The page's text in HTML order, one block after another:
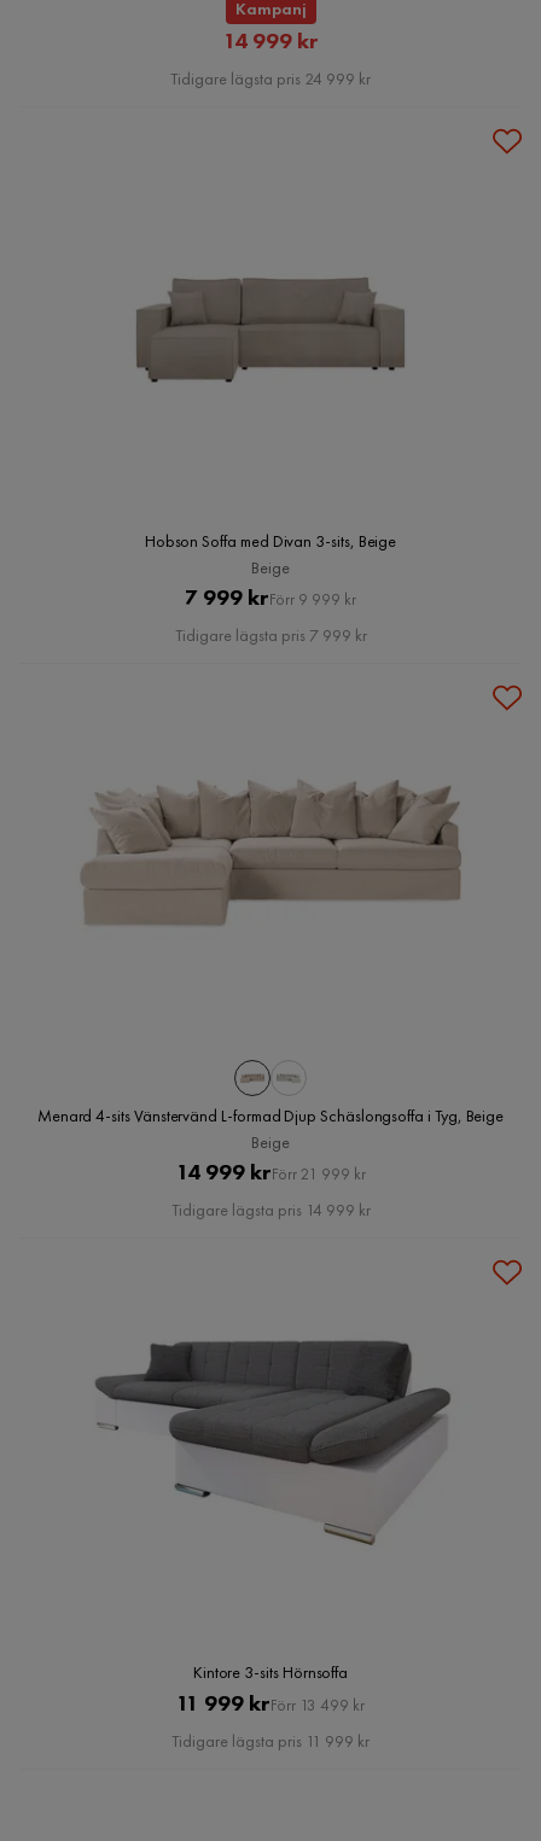
Kampanj
Rabatterat
Pris
14 999 kr
Tidigare lägsta pris 24 999 kr
Hobson Soffa med Divan 3-sits, Beige
Beige
Pris
7 999 krOriginal
Pris
Förr 9 999 kr
Tidigare lägsta pris 7 999 kr
Menard 4-sits Vänstervänd L-formad Djup Schäslongsoffa i Tyg, Beige
Beige
Pris
14 999 krOriginal
Pris
Förr 21 999 kr
Tidigare lägsta pris 14 999 kr
Kintore 3-sits Hörnsoffa
Pris
11 999 krOriginal
Pris
Förr 13 499 kr
Tidigare lägsta pris 11 999 kr